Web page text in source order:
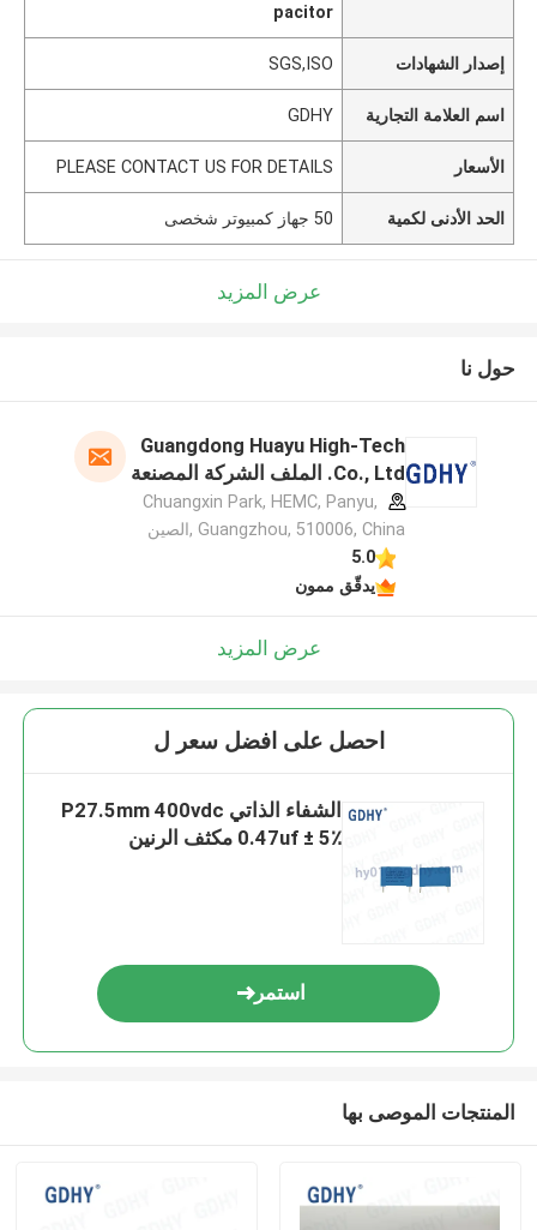
pacitor
إصدار الشهادات SGS,ISO
اسم العلامة التجارية GDHY
الأسعار PLEASE CONTACT US FOR DETAILS
الحد الأدنى لكمية 50 جهاز كمبيوتر شخصى
عرض المزيد
حول نا
Guangdong Huayu High-Tech
Co., Ltd. الملف الشركة المصنعة
Chuangxin Park, HEMC, Panyu,
Guangzhou, 510006, China ,الصين
5.0
يدقّق ممون
عرض المزيد
احصل على افضل سعر ل
الشفاء الذاتي P27.5mm 400vdc
0.47uf ± 5٪ مكثف الرنين
استمر
المنتجات الموصى بها